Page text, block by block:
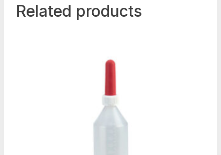
Related products